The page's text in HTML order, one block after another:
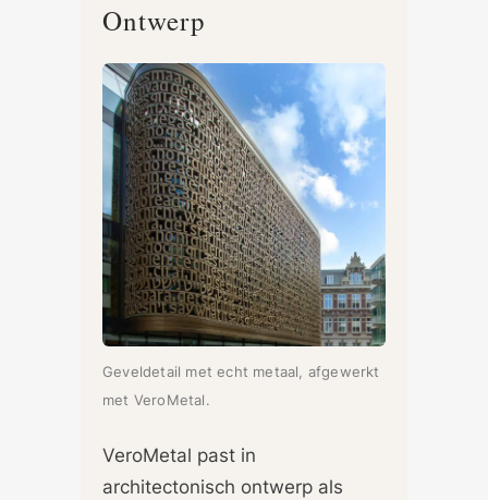
Ontwerp
Geveldetail met echt metaal, afgewerkt
met VeroMetal.
VeroMetal past in
architectonisch ontwerp als